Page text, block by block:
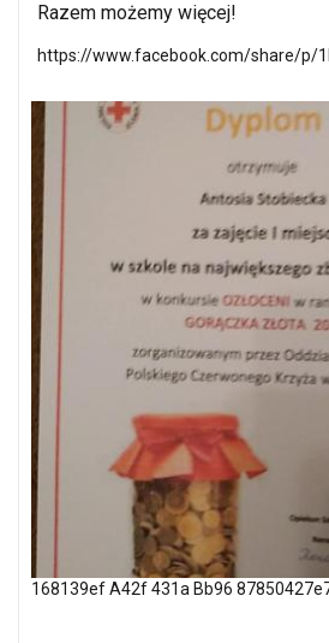
Razem możemy więcej!
https://www.facebook.com/share/p/
168139ef A42f 431a Bb96